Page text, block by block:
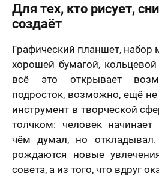
Для тех, кто рисует,
создаёт
Графический планшет, набор
хорошей бумагой,
всё это открывает
подросток, возможно, ещё
инструмент в творческой
толчком: человек начинает
чём думал, но
рождаются новые
совета, а из того, что вдруг